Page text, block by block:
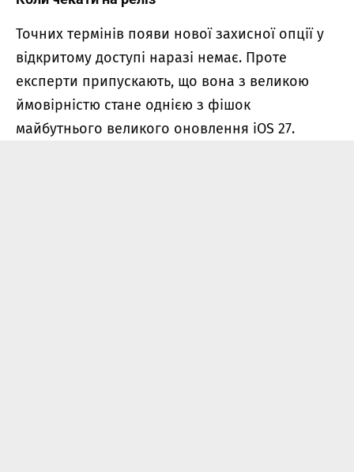
Точних термінів появи нової захисної опції у
відкритому доступі наразі немає. Проте
експерти припускають, що вона з великою
ймовірністю стане однією з фішок
майбутнього великого оновлення iOS 27.